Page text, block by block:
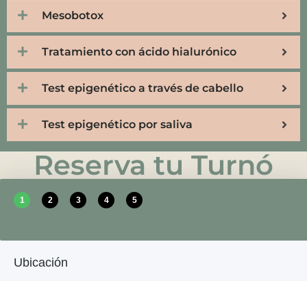
Mesobotox
Tratamiento con ácido hialurónico
Test epigenético a través de cabello
Test epigenético por saliva
Reserva tu Turnó
1 2 3 4 5
Ubicación